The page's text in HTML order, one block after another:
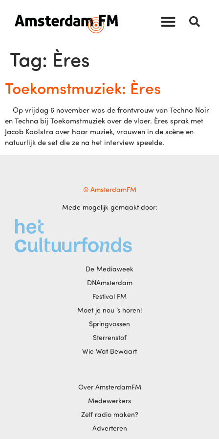
Tag: Ères
Toekomstmuziek: Ères
Op vrijdag 6 november was de frontvrouw van Techno Noir
en Techna bij Toekomstmuziek over de vloer. Ères sprak met
Jacob Koolstra over haar muziek, vrouwen in de scène en
natuurlijk de set die ze na het interview speelde.
© AmsterdamFM
Mede mogelijk gemaakt door:
De Mediaweek
DNAmsterdam
Festival FM
Moet je nou ‘s horen!
Springvossen
Sterrenstof
Wie Wat Bewaart
Over AmsterdamFM
Medewerkers
Zelf radio maken?
Adverteren